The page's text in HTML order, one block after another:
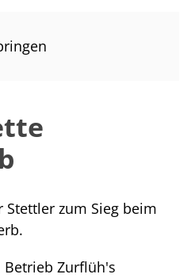
zum Sieg beim
Betrieb Zurflüh's